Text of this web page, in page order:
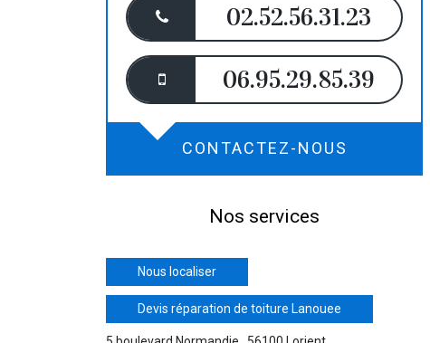
02.52.56.31.23
06.95.29.85.39
CONTACTEZ-NOUS
Nos services
Nous localiser
Devis réparation de toiture Lanouee